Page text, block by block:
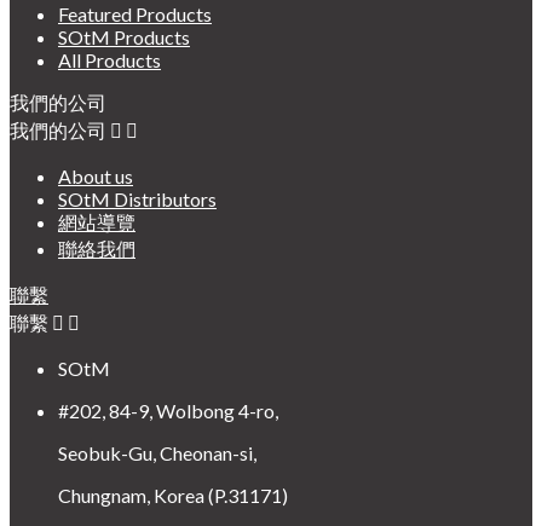
Featured Products
SOtM Products
All Products
我們的公司
我們的公司  
About us
SOtM Distributors
網站導覽
聯絡我們
聯繫
聯繫  
SOtM
#202, 84-9, Wolbong 4-ro,
Seobuk-Gu, Cheonan-si,
Chungnam, Korea (P.31171)